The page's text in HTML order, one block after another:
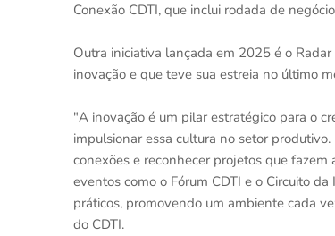
Conexão CDTI, que inclui rodada de
Outra iniciativa lançada em 2025 é o
inovação e que teve sua estreia no último
"A inovação é um pilar estratégico para o
impulsionar essa cultura no setor
conexões e reconhecer projetos que
eventos como o Fórum CDTI e o Circuito
práticos, promovendo um ambiente cada
do CDTI.